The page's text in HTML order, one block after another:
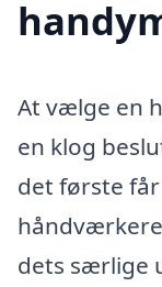
At vælge en
en klog
det første
dets særlige